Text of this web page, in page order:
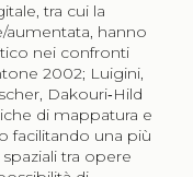
tra cui la
aumentata, hanno
nei confronti
2002; Luigini,
Dakouri‐Hild
di mappatura e
facilitando una più
tra opere